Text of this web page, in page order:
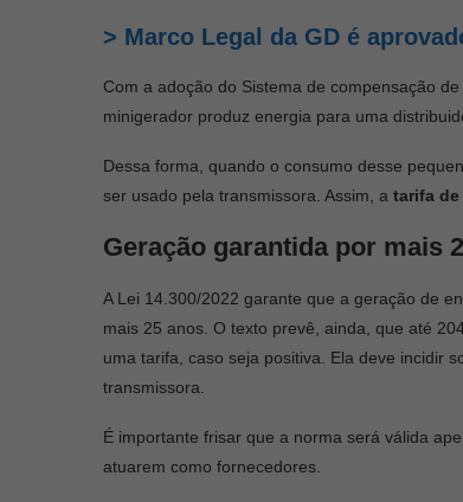
> Marco Legal da GD é
Com a adoção do Sistema de compensação
minigerador produz energia para uma
Dessa forma, quando o consumo desse
ser usado pela transmissora. Assim, a tarifa
Geração garantida por mais
A Lei 14.300/2022 garante que a geração de
mais 25 anos. O texto prevê, ainda, que até
uma tarifa, caso seja positiva. Ela deve incidir
transmissora.
É importante frisar que a norma será válida
atuarem como fornecedores.